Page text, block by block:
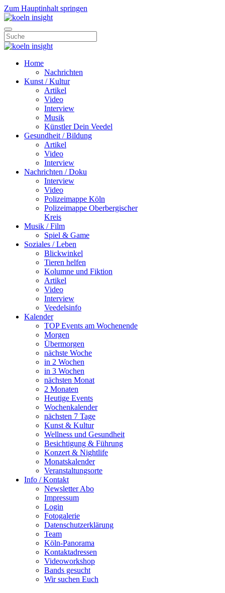
Zum Hauptinhalt springen
Home
Nachrichten
Kunst / Kultur
Artikel
Video
Interview
Musik
Künstler Dein Veedel
Gesundheit / Bildung
Artikel
Video
Interview
Nachrichten / Doku
Interview
Video
Polizeimappe Köln
Polizeimappe Oberbergischer
Kreis
Musik / Film
Spiel & Game
Soziales / Leben
Blickwinkel
Tieren helfen
Kolumne und Fiktion
Artikel
Video
Interview
Veedelsinfo
Kalender
TOP Events am Wochenende
Morgen
Übermorgen
nächste Woche
in 2 Wochen
in 3 Wochen
nächsten Monat
2 Monaten
Heutige Events
Wochenkalender
nächsten 7 Tage
Kunst & Kultur
Wellness und Gesundheit
Besichtigung & Führung
Konzert & Nightlife
Monatskalender
Veranstaltungsorte
Info / Kontakt
Newsletter Abo
Impressum
Login
Fotogalerie
Datenschutzerklärung
Team
Köln-Panorama
Kontaktadressen
Videoworkshop
Bands gesucht
Wir suchen Euch